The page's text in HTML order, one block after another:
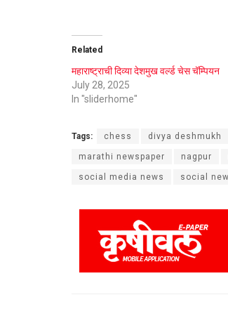
Related
महाराष्ट्राची दिव्या देशमुख वर्ल्ड चेस चॅम्पियन
July 28, 2025
In "sliderhome"
Tags: chess divya deshmukh
marathi newspaper nagpur
social media news social